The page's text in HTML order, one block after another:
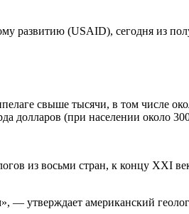
развитию (USAID), сегодня из
свыше тысячи, в том числе
долларов (при населении около
из восьми стран, к концу XXI
— утверждает американский